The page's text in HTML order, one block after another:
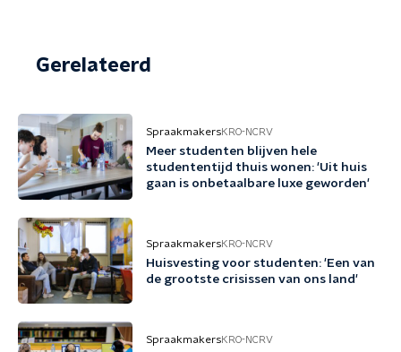
Gerelateerd
SpraakmakersKRO-NCRV
Meer studenten blijven hele
studententijd thuis wonen: 'Uit huis
gaan is onbetaalbare luxe geworden'
SpraakmakersKRO-NCRV
Huisvesting voor studenten: 'Een van
de grootste crisissen van ons land'
SpraakmakersKRO-NCRV